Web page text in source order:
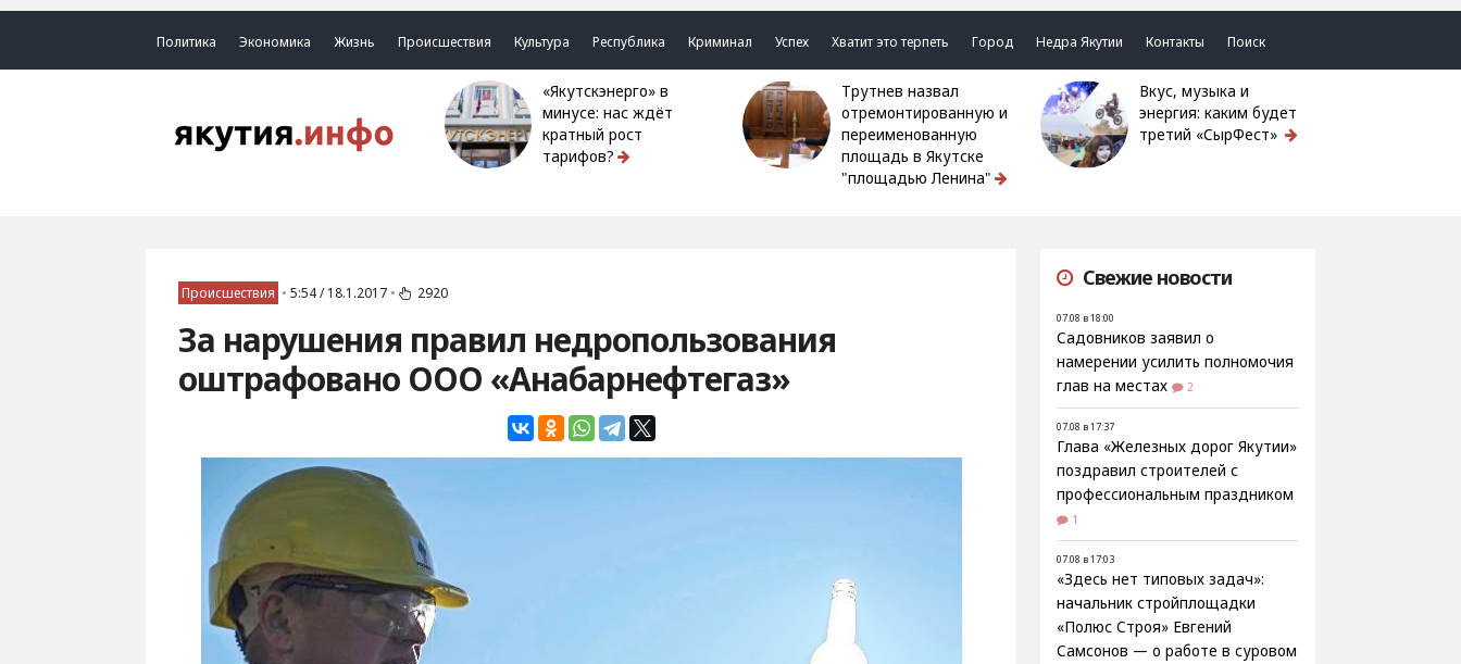
Политика Экономика Жизнь Происшествия Культура Республика Криминал Успех Хватит это терпеть Город Недра Якутии Контакты Поиск
«Якутскэнерго» в
минусе: нас ждёт
кратный рост
тарифов?
Трутнев назвал
отремонтированную и
переименованную
площадь в Якутске
"площадью Ленина"
Вкус, музыка и
энергия: каким будет
третий «СырФест»
Происшествия • 5:54 / 18.1.2017 • 2920
За нарушения правил недропользования
оштрафовано ООО «Анабарнефтегаз»
Свежие новости
07.08 в 18:00
Садовников заявил о
намерении усилить полномочия
глав на местах
2
07.08 в 17:37
Глава «Железных дорог Якутии»
поздравил строителей с
профессиональным праздником
1
07.08 в 17:03
«Здесь нет типовых задач»:
начальник стройплощадки
«Полюс Строя» Евгений
Самсонов — о работе в суровом